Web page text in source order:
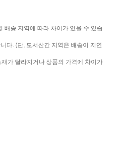
배송 지역에 따라 차이가 있을 수 있습
다. (단, 도서산간 지역은 배송이 지연
가 달라지거나 상품의 가격에 차이가